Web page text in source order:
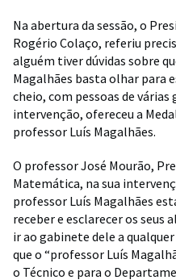
Na abertura da sessão, o
Rogério Colaço, referiu
alguém tiver dúvidas sobre
Magalhães basta olhar
cheio, com pessoas de várias
intervenção, ofereceu a
professor Luís Magalhães.
O professor José Mourão,
Matemática, na sua
professor Luís Magalhães
receber e esclarecer os seus
ir ao gabinete dele a
que o “professor Luís
o Técnico e para o